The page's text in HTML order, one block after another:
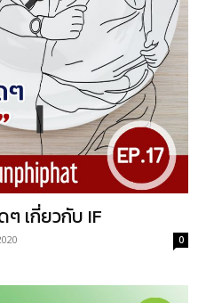
ๆ เกี่ยวกับ IF
0